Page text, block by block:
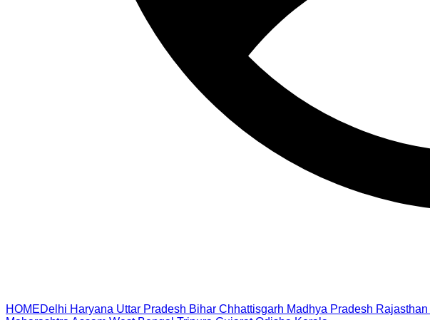
HOMEDelhi Haryana Uttar Pradesh Bihar Chhattisgarh Madhya Pradesh Rajasthan